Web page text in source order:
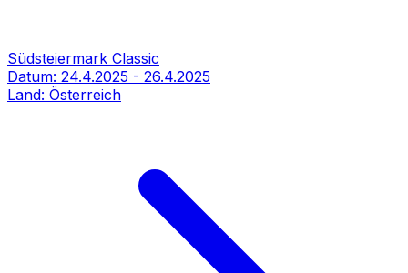
Südsteiermark Classic
Datum: 24.4.2025 - 26.4.2025
Land: Österreich